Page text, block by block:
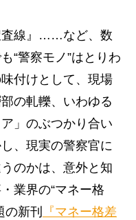
査線』……など、数
“警察モノ”はとりわ
付けとして、現場
の軋轢、いわゆる
」のぶつかり合い
、現実の警察官に
のかは、意外と知
業界の“マネー格
の新刊
『マネー格差